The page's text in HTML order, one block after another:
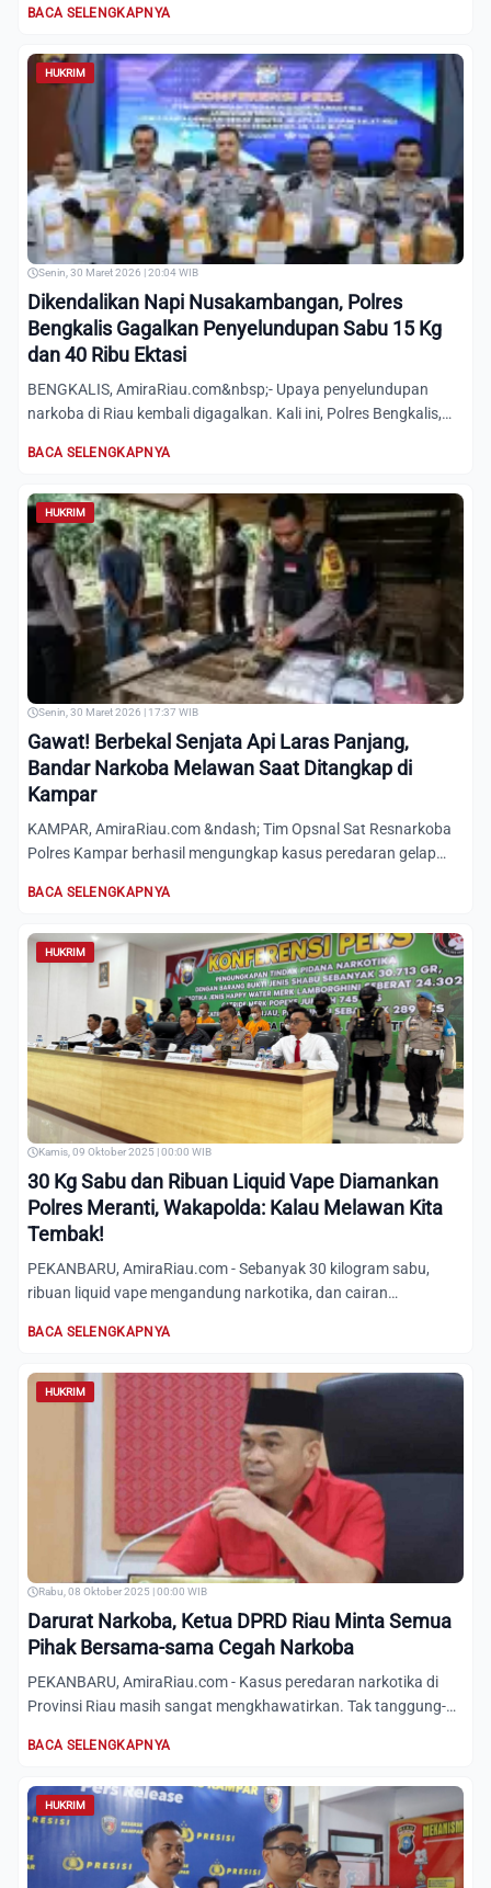
BACA SELENGKAPNYA
HUKRIM
Senin, 30 Maret 2026 | 20:04 WIB
Dikendalikan Napi Nusakambangan, Polres
Bengkalis Gagalkan Penyelundupan Sabu 15 Kg
dan 40 Ribu Ektasi
BENGKALIS, AmiraRiau.com&nbsp;- Upaya penyelundupan
narkoba di Riau kembali digagalkan. Kali ini, Polres Bengkalis,
BACA SELENGKAPNYA
HUKRIM
Senin, 30 Maret 2026 | 17:37 WIB
Gawat! Berbekal Senjata Api Laras Panjang,
Bandar Narkoba Melawan Saat Ditangkap di
Kampar
KAMPAR, AmiraRiau.com &ndash; Tim Opsnal Sat Resnarkoba
Polres Kampar berhasil mengungkap kasus peredaran gelap
BACA SELENGKAPNYA
HUKRIM
Kamis, 09 Oktober 2025 | 00:00 WIB
30 Kg Sabu dan Ribuan Liquid Vape Diamankan
Polres Meranti, Wakapolda: Kalau Melawan Kita
Tembak!
PEKANBARU, AmiraRiau.com - Sebanyak 30 kilogram sabu,
ribuan liquid vape mengandung narkotika, dan cairan
BACA SELENGKAPNYA
HUKRIM
Rabu, 08 Oktober 2025 | 00:00 WIB
Darurat Narkoba, Ketua DPRD Riau Minta Semua
Pihak Bersama-sama Cegah Narkoba
PEKANBARU, AmiraRiau.com - Kasus peredaran narkotika di
Provinsi Riau masih sangat mengkhawatirkan. Tak tanggung-
BACA SELENGKAPNYA
HUKRIM